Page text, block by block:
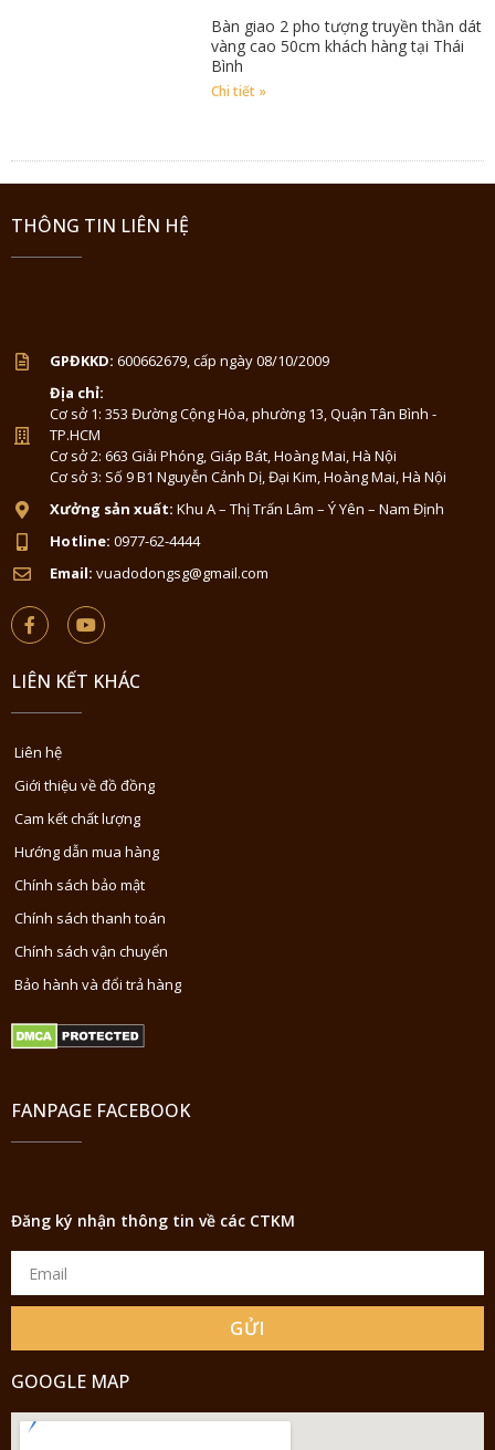
Bàn giao 2 pho tượng truyền thần dát
vàng cao 50cm khách hàng tại Thái
Bình
Chi tiết »
THÔNG TIN LIÊN HỆ
GPĐKKD: 600662679, cấp ngày 08/10/2009
Địa chỉ:
Cơ sở 1: 353 Đường Cộng Hòa, phường 13, Quận Tân Bình -
TP.HCM
Cơ sở 2: 663 Giải Phóng, Giáp Bát, Hoàng Mai, Hà Nội
Cơ sở 3: Số 9 B1 Nguyễn Cảnh Dị, Đại Kim, Hoàng Mai, Hà Nội
Xưởng sản xuất: Khu A – Thị Trấn Lâm – Ý Yên – Nam Định
Hotline: 0977-62-4444
Email: vuadodongsg@gmail.com
LIÊN KẾT KHÁC
Liên hệ
Giới thiệu về đồ đồng
Cam kết chất lượng
Hướng dẫn mua hàng
Chính sách bảo mật
Chính sách thanh toán
Chính sách vận chuyển
Bảo hành và đổi trả hàng
FANPAGE FACEBOOK
Đăng ký nhận thông tin về các CTKM
GỬI
GOOGLE MAP